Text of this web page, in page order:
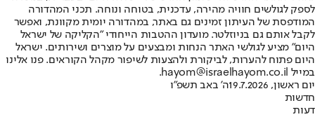
לספק לגולשים חוויה מהירה, עדכנית, בטוחה ונוחה. תכני המהדורה
המודפסת של העיתון זמינים גם באתר, במהדורה יומית מקוונת, ואפשר
לקבל אותם גם בניוזלטר. מועדון ההטבות הייחודי "הקליקה של ישראל
היום" מציע לגולשי האתר הנחות ומבצעים על מוצרים ושירותים. ישראל
היום פתוח להערות, לביקורת ולהצעות לשיפור מקהל הקוראים. פנו אלינו
במייל hayom@israelhayom.co.il.
יום ראשון, 19.7.2026
ה' באב תשפ"ו
חדשות
דעות